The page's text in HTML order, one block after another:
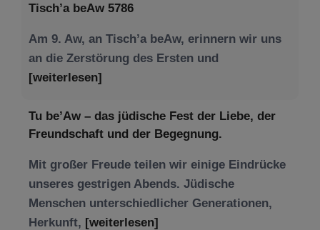
Tisch’a beAw 5786
Am 9. Aw, an Tisch’a beAw, erinnern wir uns
an die Zerstörung des Ersten und
[weiterlesen]
Tu be’Aw – das jüdische Fest der Liebe, der
Freundschaft und der Begegnung.
Mit großer Freude teilen wir einige Eindrücke
unseres gestrigen Abends. Jüdische
Menschen unterschiedlicher Generationen,
Herkunft, [weiterlesen]